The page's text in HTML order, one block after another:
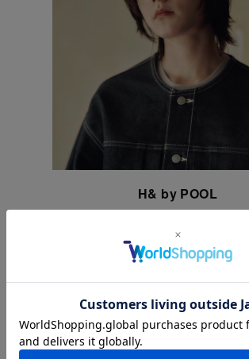
H& by POOL
あつめて、日本のものづくりの技術
ーションでこれからの暮らしをリフ
るデイリーウエアです。
LINEUP